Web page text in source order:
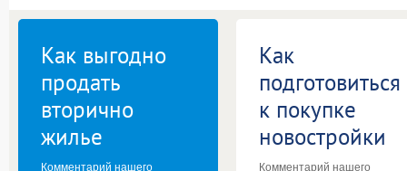
Как выгодно
продать
вторично
жилье
Комментарий нашего
Как
подготовиться
к покупке
новостройки
Комментарий нашего